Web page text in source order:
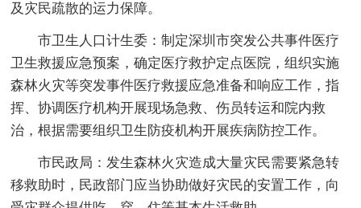
及灾民疏散的运力保障。
市卫生人口计生委：制定深圳市突发公共事件医疗
卫生救援应急预案，确定医疗救护定点医院，组织实施
森林火灾等突发事件医疗救援应急准备和响应工作，指
挥、协调医疗机构开展现场急救、伤员转运和院内救
治，根据需要组织卫生防疫机构开展疾病防控工作。
市民政局：发生森林火灾造成大量灾民需要紧急转
移救助时，民政部门应当协助做好灾民的安置工作，向